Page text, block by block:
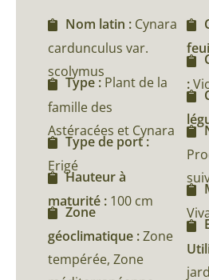
Nom latin : Cynara
cardunculus var.
scolymus
Type : Plant de la
famille des
Astéracées et Cynara
Type de port :
Erigé
Hauteur à
maturité : 100 cm
Zone
géoclimatique :Zone
tempérée, Zone
: